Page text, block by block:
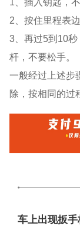
2、按住里程表
3、再过5到10
杆，不要松手。
一般经过上述步
除，按相同的过
车上出现扳